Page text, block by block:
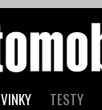
TESTY